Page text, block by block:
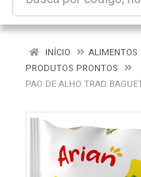
INÍCIO
ALIMENTOS
PRODUTOS PRONTOS
PAO DE ALHO TRAD